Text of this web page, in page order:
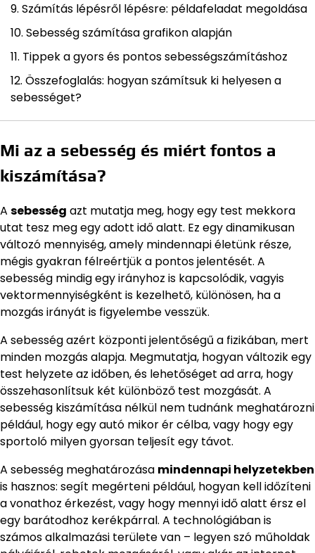
Számítás lépésről lépésre: példafeladat megoldása
Sebesség számítása grafikon alapján
Tippek a gyors és pontos sebességszámításhoz
Összefoglalás: hogyan számítsuk ki helyesen a
sebességet?
Mi az a sebesség és miért fontos a
kiszámítása?
A sebesség azt mutatja meg, hogy egy test mekkora
utat tesz meg egy adott idő alatt. Ez egy dinamikusan
változó mennyiség, amely mindennapi életünk része,
mégis gyakran félreértjük a pontos jelentését. A
sebesség mindig egy irányhoz is kapcsolódik, vagyis
vektormennyiségként is kezelhető, különösen, ha a
mozgás irányát is figyelembe vesszük.
A sebesség azért központi jelentőségű a fizikában, mert
minden mozgás alapja. Megmutatja, hogyan változik egy
test helyzete az időben, és lehetőséget ad arra, hogy
összehasonlítsuk két különböző test mozgását. A
sebesség kiszámítása nélkül nem tudnánk meghatározni
például, hogy egy autó mikor ér célba, vagy hogy egy
sportoló milyen gyorsan teljesít egy távot.
A sebesség meghatározása mindennapi helyzetekben
is hasznos: segít megérteni például, hogyan kell időzíteni
a vonathoz érkezést, vagy hogy mennyi idő alatt érsz el
egy barátodhoz kerékpárral. A technológiában is
számos alkalmazási területe van – legyen szó műholdak